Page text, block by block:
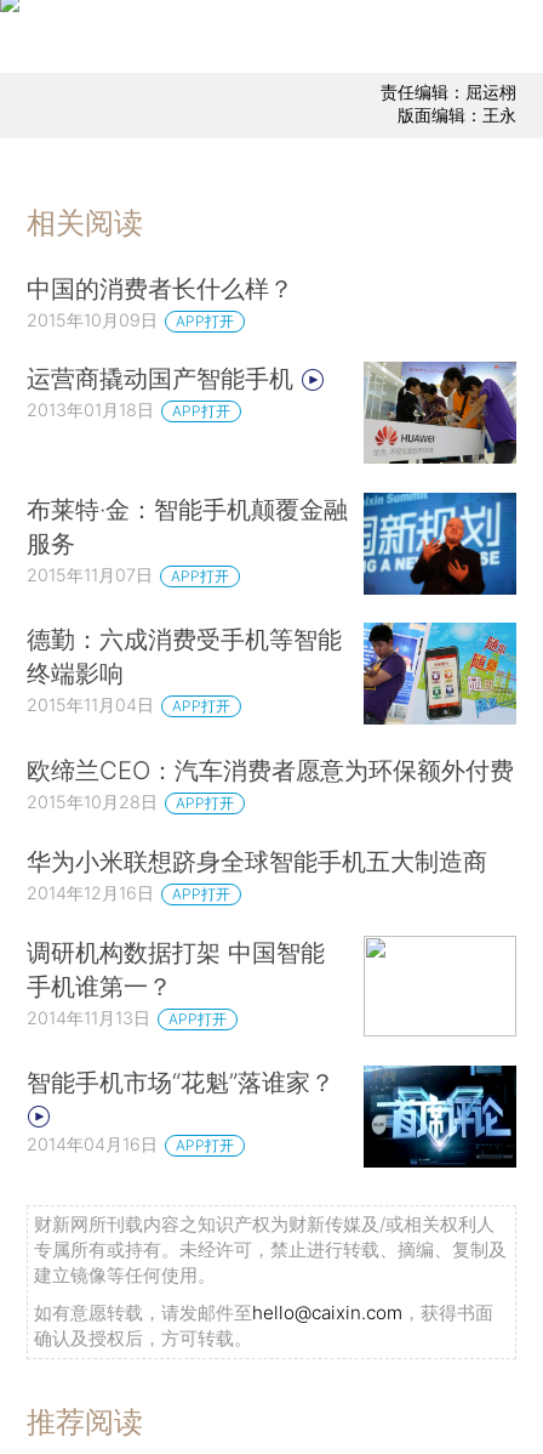
责任编辑：屈运栩
版面编辑：王永
相关阅读
中国的消费者长什么样？
2015年10月09日 APP打开
运营商撬动国产智能手机
2013年01月18日 APP打开
布莱特·金：智能手机颠覆金融
服务
2015年11月07日 APP打开
德勤：六成消费受手机等智能
终端影响
2015年11月04日 APP打开
欧缔兰CEO：汽车消费者愿意为环保额外付费
2015年10月28日 APP打开
华为小米联想跻身全球智能手机五大制造商
2014年12月16日 APP打开
调研机构数据打架 中国智能
手机谁第一？
2014年11月13日 APP打开
智能手机市场“花魁”落谁家？
2014年04月16日 APP打开
财新网所刊载内容之知识产权为财新传媒及/或相关权利人
专属所有或持有。未经许可，禁止进行转载、摘编、复制及
建立镜像等任何使用。
如有意愿转载，请发邮件至hello@caixin.com ，获得书面
确认及授权后，方可转载。
推荐阅读